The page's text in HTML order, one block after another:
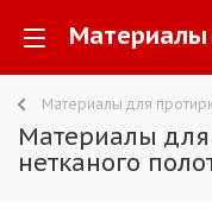
Материалы для
Материалы для
нетканого